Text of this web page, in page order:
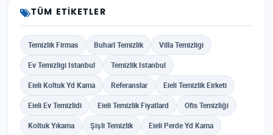
TÜM ETIKETLER
Temizlik Firmas Buharl Temizlik Villa Temizligi
Ev Temizligi Istanbul Temizlik Istanbul
Eieli Koltuk Yd Kama Referanslar Eieli Temizlik Eirketi
Eieli Ev Temizlidi Eieli Temizlik Fiyatlard Ofis Temizliği
Koltuk Yıkama Şişli Temizlik Eieli Perde Yd Kama